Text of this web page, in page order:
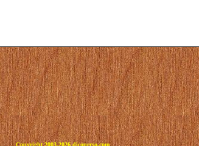
Copyright 2003-2026 dicoperso.com